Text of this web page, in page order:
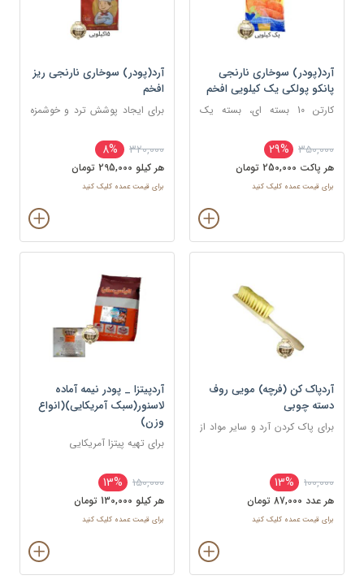
آرد(پودر) سوخاری نارنجی
پانکو پولکی یک کیلویی افخم
کارتن 10 بسته ای، بسته یک
350,000
29%
هر پاکت 250,000 تومان
برای قیمت عمده کلیک کنید
آرد(پودر) سوخاری نارنجی ریز
افخم
برای ایجاد پوشش ترد و خوشمزه
سرخ کردنی
320,000
8%
هر کيلو 295,000 تومان
برای قیمت عمده کلیک کنید
آردپاک کن (فرچه) مویی روف
دسته چوبی
برای پاک کردن آرد و سایر مواد از
100,000
13%
هر عدد 87,000 تومان
برای قیمت عمده کلیک کنید
آردپیتزا _ پودر نیمه آماده
لاسنور(سبک آمریکایی)(انواع
وزن)
برای تهیه پیتزا آمریکایی
150,000
13%
هر کيلو 130,000 تومان
برای قیمت عمده کلیک کنید